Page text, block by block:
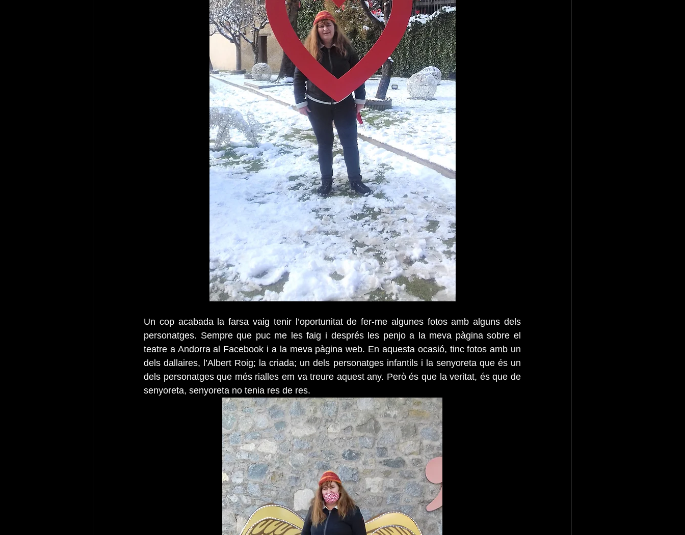
Un cop acabada la farsa vaig tenir l’oportunitat de fer-me algunes fotos amb alguns dels
personatges. Sempre que puc me les faig i després les penjo a la meva pàgina sobre el
teatre a Andorra al Facebook i a la meva pàgina web. En aquesta ocasió, tinc fotos amb un
dels dallaires, l’Albert Roig; la criada; un dels personatges infantils i la senyoreta que és un
dels personatges que més rialles em va treure aquest any. Però és que la veritat, és que de
senyoreta, senyoreta no tenia res de res.